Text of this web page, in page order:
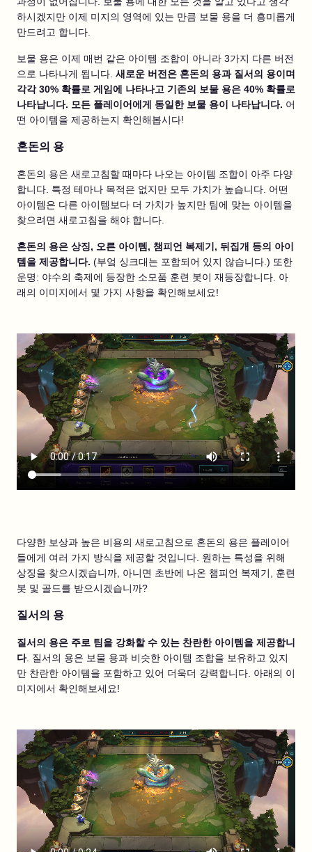
하시겠지만 이제 미지의 영역에 있는 만큼 보물 용을 더 흥미롭게
만드려고 합니다.
보물 용은 이제 매번 같은 아이템 조합이 아니라 3가지 다른 버전
으로 나타나게 됩니다. 새로운 버전은 혼돈의 용과 질서의 용이며
각각 30% 확률로 게임에 나타나고 기존의 보물 용은 40% 확률로
나타납니다. 모든 플레이어에게 동일한 보물 용이 나타납니다. 어
떤 아이템을 제공하는지 확인해봅시다!
혼돈의 용
혼돈의 용은 새로고침할 때마다 나오는 아이템 조합이 아주 다양
합니다. 특정 테마나 목적은 없지만 모두 가치가 높습니다. 어떤
아이템은 다른 아이템보다 더 가치가 높지만 팀에 맞는 아이템을
찾으려면 새로고침을 해야 합니다.
혼돈의 용은 상징, 오른 아이템, 챔피언 복제기, 뒤집개 등의 아이
템을 제공합니다. (부엌 싱크대는 포함되어 있지 않습니다.) 또한
운명: 야수의 축제에 등장한 소모품 훈련 봇이 재등장합니다. 아
래의 이미지에서 몇 가지 사항을 확인해보세요!
다양한 보상과 높은 비용의 새로고침으로 혼돈의 용은 플레이어
들에게 여러 가지 방식을 제공할 것입니다. 원하는 특성을 위해
상징을 찾으시겠습니까, 아니면 초반에 나온 챔피언 복제기, 훈련
봇 및 골드를 받으시겠습니까?
질서의 용
질서의 용은 주로 팀을 강화할 수 있는 찬란한 아이템을 제공합니
다. 질서의 용은 보물 용과 비슷한 아이템 조합을 보유하고 있지
만 찬란한 아이템을 포함하고 있어 더욱더 강력합니다. 아래의 이
미지에서 확인해보세요!